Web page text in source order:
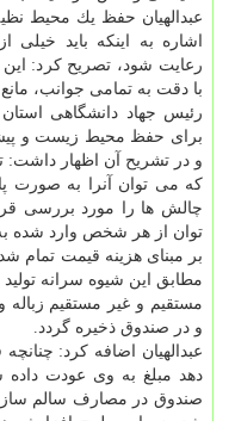
عبدالهیان حفظ یك محیط
اشاره به اینكه باید
رعایت شود، تصریح كرد:
با دقت به تمامی جوانب،
رئیس جهاد دانشگاهی استان
برای حفظ محیط زیست و
و در تشریح آن اظهار
كه می توان آنرا به صورت
چالش ها را مورد بررسی
توان از هر شخص وارد شده
بر مبنای هزینه قیمت تمام
مطابق این شیوه سرانه تولید
مستقیم و غیر مستقیم
و در صندوق ذخیره گردد.
عبدالهیان اضافه كرد:
دهد مبلغ به وی عودت
صندوق در مصارف سالم